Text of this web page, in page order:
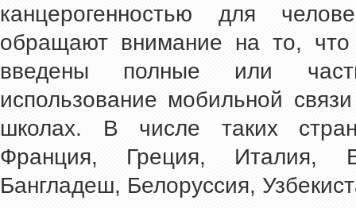
канцерогенностью для
обращают внимание на то,
введены полные или
использование мобильной
школах. В числе таких
Франция, Греция, Италия,
Бангладеш, Белоруссия,